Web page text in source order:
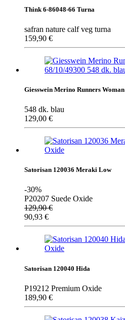
Think 6-86048-66 Turna
safran nature calf veg turna
159,90 €
Giesswein Merino Runners
548 dk. blau
129,00 €
Satorisan 120036 Meraki Low
-30%
P20207 Suede Oxide
129,90€
90,93 €
Satorisan 120040 Hida
P19212 Premium Oxide
189,90 €